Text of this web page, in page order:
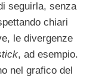
seguirla, senza
chiari
le divergenze
, ad esempio.
nel grafico del